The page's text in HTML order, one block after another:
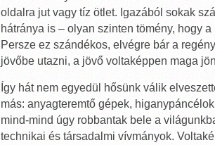
oldalra jut vagy tíz ötlet. Igazából sokak
hátránya is – olyan szinten tömény, hogy
Persze ez szándékos, elvégre bár a
jövőbe utazni, a jövő voltaképpen maga
Így hát nem egyedül hősünk válik
más: anyagteremtő gépek,
mind-mind úgy robbantak bele a
technikai és társadalmi vívmányok.